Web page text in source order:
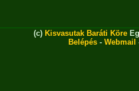
(c) Kisvasutak Baráti Köre
Belépés - Webmail